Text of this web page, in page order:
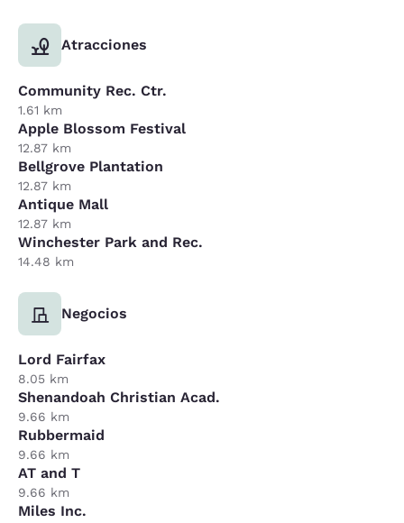
Atracciones
Community Rec. Ctr.
1.61 km
Apple Blossom Festival
12.87 km
Bellgrove Plantation
12.87 km
Antique Mall
12.87 km
Winchester Park and Rec.
14.48 km
Negocios
Lord Fairfax
8.05 km
Shenandoah Christian Acad.
9.66 km
Rubbermaid
9.66 km
AT and T
9.66 km
Miles Inc.